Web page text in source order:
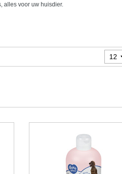
alles voor uw huisdier.